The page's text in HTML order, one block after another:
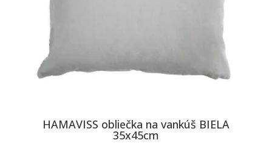
HAMAVISS obliečka na vankúš BIELA
35x45cm